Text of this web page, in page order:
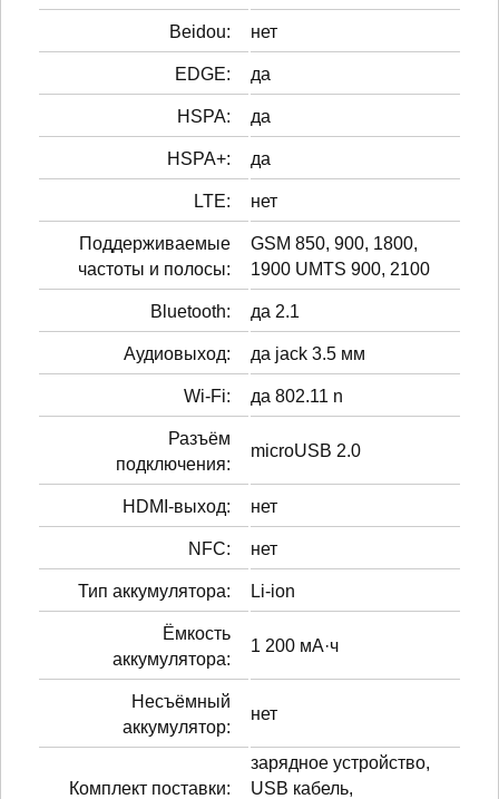
Beidou: нет
EDGE: да
HSPA: да
HSPA+: да
LTE: нет
Поддерживаемые
частоты и полосы:
GSM 850, 900, 1800,
1900 UMTS 900, 2100
Bluetooth: да 2.1
Аудиовыход: да jack 3.5 мм
Wi-Fi: да 802.11 n
Разъём
подключения:
microUSB 2.0
HDMI-выход: нет
NFC: нет
Тип аккумулятора: Li-ion
Ёмкость
аккумулятора:
1 200 мА·ч
Несъёмный
аккумулятор:
нет
Комплект поставки:
зарядное устройство,
USB кабель,